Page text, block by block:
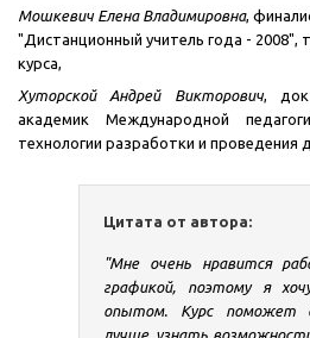
Мошкевич Елена Владимировна,
"Дистанционный учитель года - 2008",
курса,
Хуторской Андрей Викторович,
академик Международной
технологии разработки и проведения
Цитата от автора:
"Мне очень нравится
графикой, поэтому я
опытом. Курс поможет
лучше узнать